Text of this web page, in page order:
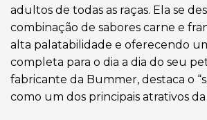
adultos de todas as raças. Ela se
combinação de sabores carne e
alta palatabilidade e oferecendo
completa para o dia a dia do seu
fabricante da Bummer, destaca o
como um dos principais atrativos da